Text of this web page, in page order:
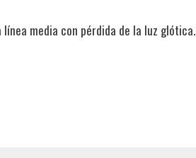
media con pérdida de la luz glótica.